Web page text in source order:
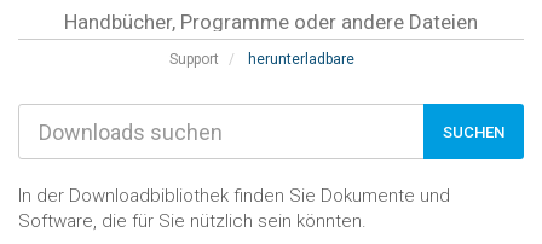
Handbücher, Programme oder andere Dateien
Support herunterladbare
In der Downloadbibliothek finden Sie Dokumente und
Software, die für Sie nützlich sein könnten.